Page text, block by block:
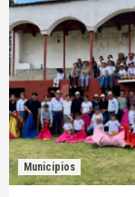
Municipios